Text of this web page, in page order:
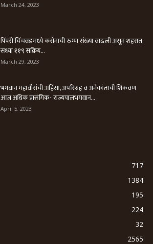
March 24, 2023
पिंपरी चिंचवडमध्ये करोनाची रुग्ण संख्या वाढली असून शहरात
सध्या ११९ सक्रिय...
March 29, 2023
भगवान महावीरांची अहिंसा, अपरिग्रह व अनेकांताची शिकवण
आज अधिक प्रासंगिक- राज्यपालभगवान...
April 5, 2023
717
1384
195
224
32
2565